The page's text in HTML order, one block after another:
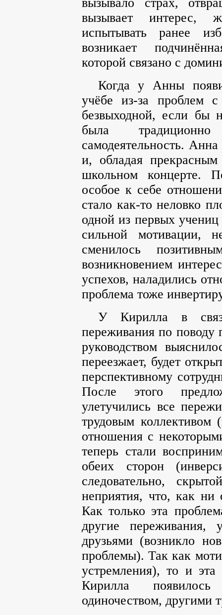
вызывает интерес,
испытывать ранее
возникает
которой связано с
Когда у Анны
учёбе из-за проблем с
безвыходной, если бы
была традиционно
самодеятельность. Анна
и, обладая
школьном концерте.
особое к себе
стало как-то неловко
одной из первых
сильной мотивации,
сменилось
возникновением
успехов, наладились
проблема тоже
У Кирилла в
переживания по поводу
руководством
переезжает, будет
перспективному
После этого
улетучились все
трудовым коллективом
отношения с
теперь стали
обеих сторон
следовательно,
неприятия, что, как ни
Как только эта
другие переживания,
друзьями (возникло
проблемы). Так как
устремления), то и эта
Кирилла
одиночеством, другими